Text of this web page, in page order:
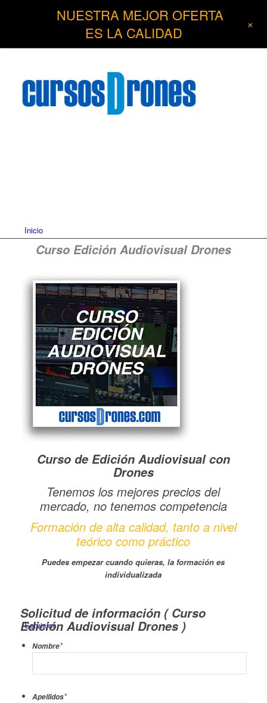
Inicio
Servicios
Curso Edición Audiovisual Drones
Curso de Edición Audiovisual con
Drones
Tenemos los mejores precios del
mercado, no tenemos competencia
Formación de alta calidad, tanto a nivel
teórico como práctico
Puedes empezar cuando quieras, la formación es
individualizada
Solicitud de información ( Curso
Edición Audiovisual Drones )
Nombre*
Apellidos*
NUESTRA MEJOR OFERTA
ES LA CALIDAD
+